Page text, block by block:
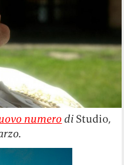
numero di Studio,